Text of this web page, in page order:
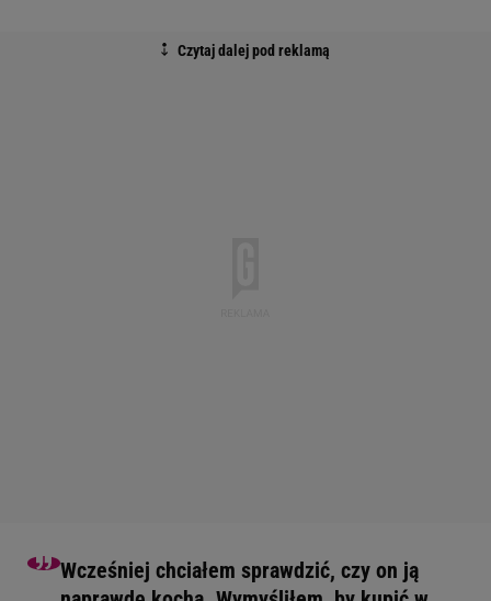
Wcześniej chciałem sprawdzić, czy on ją